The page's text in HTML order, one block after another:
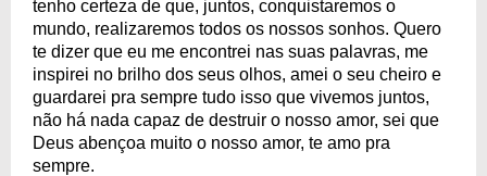
tenho certeza de que, juntos, conquistaremos o
mundo, realizaremos todos os nossos sonhos. Quero
te dizer que eu me encontrei nas suas palavras, me
inspirei no brilho dos seus olhos, amei o seu cheiro e
guardarei pra sempre tudo isso que vivemos juntos,
não há nada capaz de destruir o nosso amor, sei que
Deus abençoa muito o nosso amor, te amo pra
sempre.